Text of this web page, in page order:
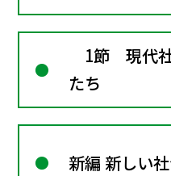
1節 現代
たち
新編 新しい